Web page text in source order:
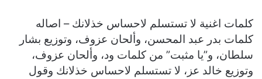
كلمات اغنية لا تستسلم لاحساس خذلانك – اصاله
كلمات بدر عبد المحسن، وألحان عزوف، وتوزيع بشار
سلطان، و”يا مثبت” من كلمات ود، وألحان عزوف،
وتوزيع خالد عز، لا تستسلم لاحساس خذلانك وقول